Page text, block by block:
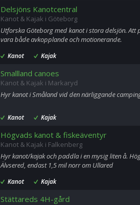
Delsjöns Kanotcentral
Kanot & Kajak i Göteborg
Utforska Göteborg med kanot i stora delsjön.
vara både avkopplande och motionerande.
Kanot Kajak
Smallland canoes
Kanot & Kajak i Markaryd
Hyr kanot i Småland vid den närliggande
Kanot Kajak
Högvads kanot & fiskeäventyr
Kanot & Kajak i Falkenberg
Hyr kanot/kajak och paddla i en mysig liten å.
Älvsered, endast 1,5 mil norr om Ullared
Kanot Kajak
Stättareds 4H-gård